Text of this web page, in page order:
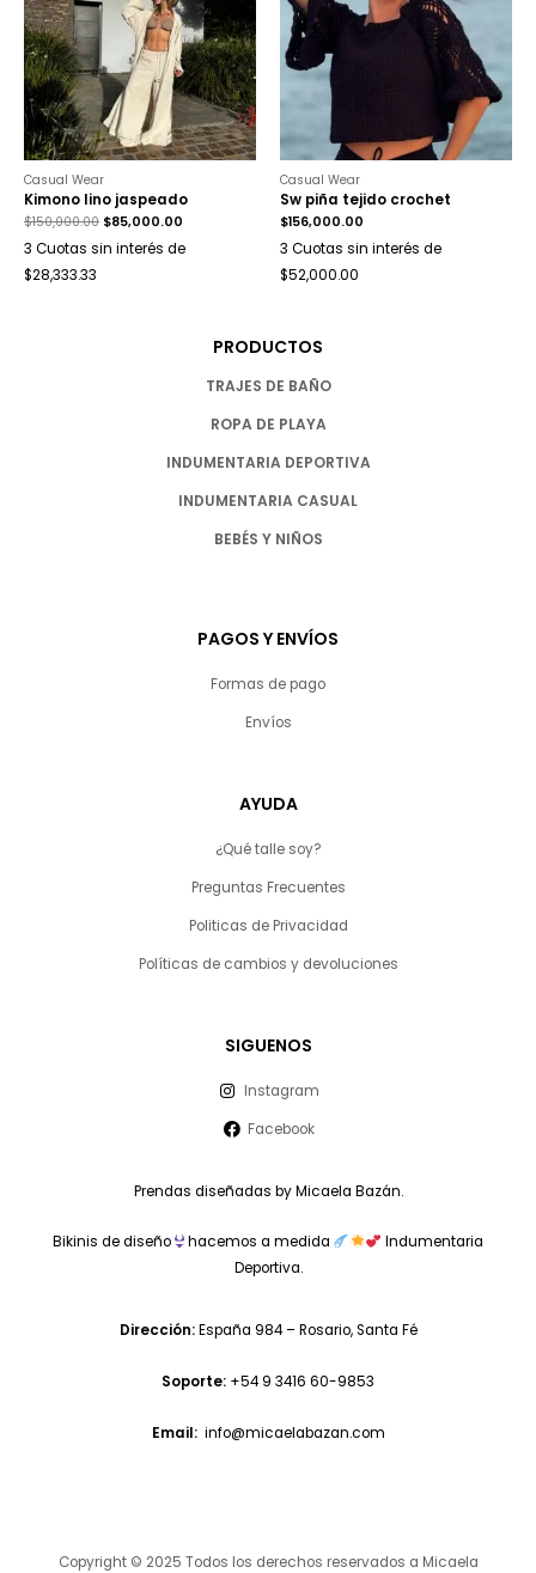
Casual Wear
Kimono lino jaspeado
$150,000.00 $85,000.00
3 Cuotas sin interés de
$28,333.33
Casual Wear
Sw piña tejido crochet
$156,000.00
3 Cuotas sin interés de
$52,000.00
PRODUCTOS
TRAJES DE BAÑO
ROPA DE PLAYA
INDUMENTARIA DEPORTIVA
INDUMENTARIA CASUAL
BEBÉS Y NIÑOS
PAGOS Y ENVÍOS
Formas de pago
Envíos
AYUDA
¿Qué talle soy?
Preguntas Frecuentes
Politicas de Privacidad
Políticas de cambios y devoluciones
SIGUENOS
Instagram
Facebook
Prendas diseñadas by Micaela Bazán.
Bikinis de diseño hacemos a medida
Indumentaria
Deportiva.
Dirección:España 984 – Rosario, Santa Fé
Soporte: +54 9 3416 60-9853
Email: info@micaelabazan.com
Copyright © 2025 Todos los derechos reservados a Micaela